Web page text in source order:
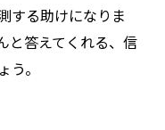
する助けになりま
と答えてくれる、信
。